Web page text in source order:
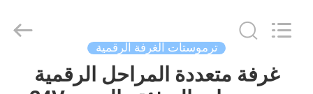
Limited.
ترموستات الغرفة الرقمية
غرفة متعددة المراحل الرقمية